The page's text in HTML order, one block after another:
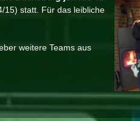
statt. Für das leibliche
weitere Teams aus